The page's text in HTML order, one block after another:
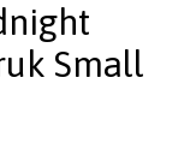
Small